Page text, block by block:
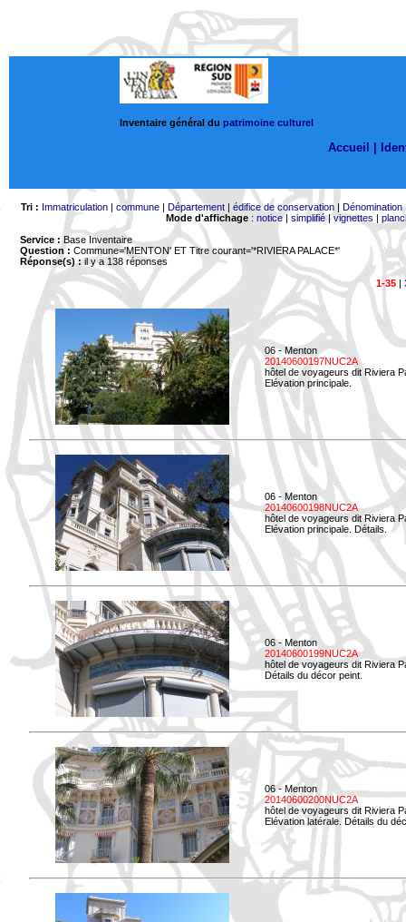
Inventaire général du patrimoine culturel
Accueil |
Tri : Immatriculation| commune| Département| édifice de conservation| Dénomination
Mode d'affichage: notice| simplifié|vignettes |
Service : Base Inventaire
Question : Commune='MENTON' ET Titre courant='*RIVIERA PALACE*'
Réponse(s) :il y a 138 réponses
1-35|
06 - Menton
20140600197NUC2A
hôtel de voyageurs dit Riviera
Elévation principale.
06 - Menton
20140600198NUC2A
hôtel de voyageurs dit Riviera
Elévation principale. Détails.
06 - Menton
20140600199NUC2A
hôtel de voyageurs dit Riviera
Détails du décor peint.
06 - Menton
20140600200NUC2A
hôtel de voyageurs dit Riviera
Elévation latérale. Détails du